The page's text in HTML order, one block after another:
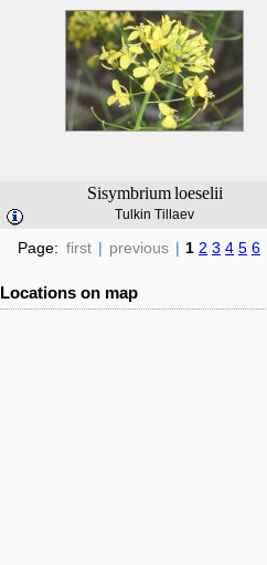
Sisymbrium loeselii
Tulkin Tillaev
Page: first | previous | 1 2 3 4 5 6
Locations on map